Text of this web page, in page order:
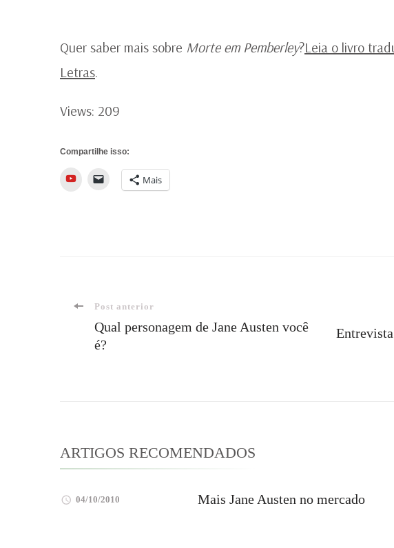
Quer saber mais sobre Morte em Pemberley?Leia o livro
Letras.
Views: 209
Compartilhe isso:
YouTube Mais
Navegação
Post anterior
Qual personagem de Jane Austen você
é?
ARTIGOS RECOMENDADOS
04/10/2010 Mais Jane Austen no mercado